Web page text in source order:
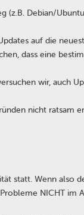
(z.B. Debian/
auf die
dass eine
wir, auch
nicht ratsam
statt. Wenn also
NICHT im